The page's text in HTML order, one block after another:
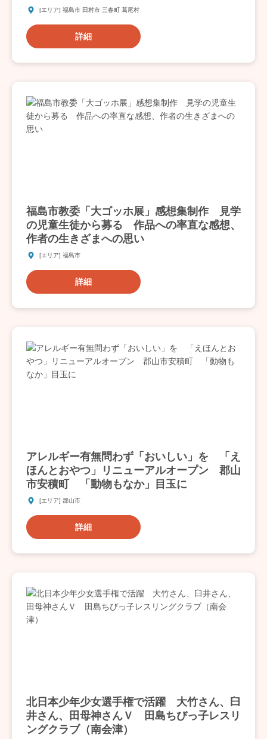
[エリア] 福島市 田村市 三春町 葛尾村
詳細
福島市教委「大ゴッホ展」感想集制作 見学
の児童生徒から募る 作品への率直な感想、
作者の生きざまへの思い
[エリア] 福島市
詳細
アレルギー有無問わず「おいしい」を 「え
ほんとおやつ」リニューアルオープン 郡山
市安積町 「動物もなか」目玉に
[エリア] 郡山市
詳細
北日本少年少女選手権で活躍 大竹さん、臼
井さん、田母神さんＶ 田島ちびっ子レスリ
ングクラブ（南会津）